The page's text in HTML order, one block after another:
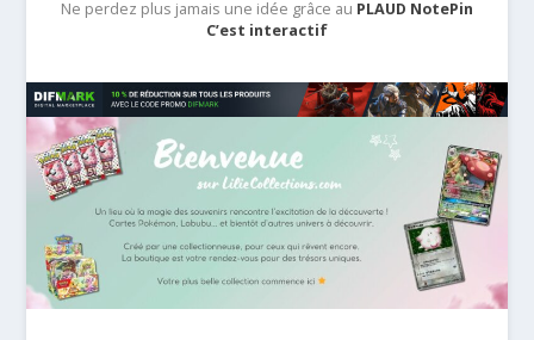
Ne perdez plus jamais une idée grâce au PLAUD NotePin
C’est interactif